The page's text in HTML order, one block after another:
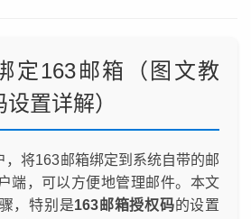
定163邮箱（图文教
置详解）
，将163邮箱绑定到系统自带的邮
端，可以方便地管理邮件。本文
，特别是163邮箱授权码的设置